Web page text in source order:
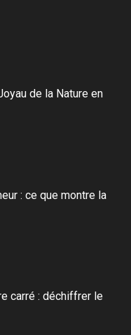
de la Nature en
: ce que montre la
carré : déchiffrer le